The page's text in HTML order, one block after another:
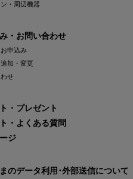
・周辺機器
・お問い合わせ
申込み
加・変更
せ
・プレゼント
・よくある質問
ジ
のデータ利用･外部送信について